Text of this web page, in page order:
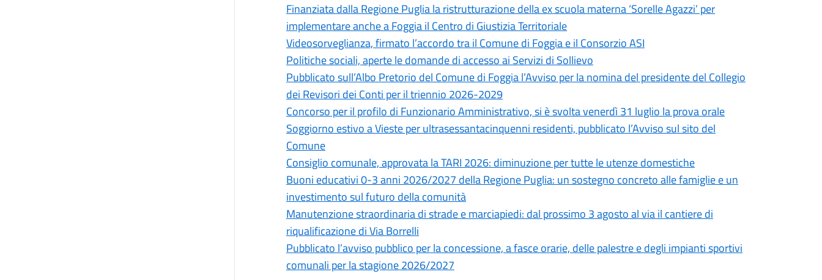
Finanziata dalla Regione Puglia la ristrutturazione della ex scuola materna ‘Sorelle Agazzi’ per
implementare anche a Foggia il Centro di Giustizia Territoriale
Videosorveglianza, firmato l’accordo tra il Comune di Foggia e il Consorzio ASI
Politiche sociali, aperte le domande di accesso ai Servizi di Sollievo
Pubblicato sull’Albo Pretorio del Comune di Foggia l’Avviso per la nomina del presidente del Collegio
dei Revisori dei Conti per il triennio 2026-2029
Concorso per il profilo di Funzionario Amministrativo, si è svolta venerdì 31 luglio la prova orale
Soggiorno estivo a Vieste per ultrasessantacinquenni residenti, pubblicato l’Avviso sul sito del
Comune
Consiglio comunale, approvata la TARI 2026: diminuzione per tutte le utenze domestiche
Buoni educativi 0-3 anni 2026/2027 della Regione Puglia: un sostegno concreto alle famiglie e un
investimento sul futuro della comunità
Manutenzione straordinaria di strade e marciapiedi: dal prossimo 3 agosto al via il cantiere di
riqualificazione di Via Borrelli
Pubblicato l’avviso pubblico per la concessione, a fasce orarie, delle palestre e degli impianti sportivi
comunali per la stagione 2026/2027